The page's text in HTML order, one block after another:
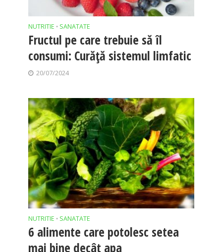
NUTRITIE • SANATATE
Fructul pe care trebuie să îl
consumi: Curăță sistemul limfatic
20/07/2024
NUTRITIE • SANATATE
6 alimente care potolesc setea
mai bine decât apa